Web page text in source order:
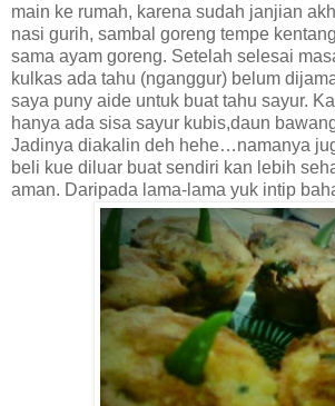
main ke rumah, karena sudah janjian
nasi gurih, sambal goreng tempe
sama ayam goreng. Setelah selesai
kulkas ada tahu (nganggur) belum
saya puny aide untuk buat tahu sayur.
hanya ada sisa sayur kubis,daun
Jadinya diakalin deh hehe…namanya
beli kue diluar buat sendiri kan lebih
aman. Daripada lama-lama yuk intip